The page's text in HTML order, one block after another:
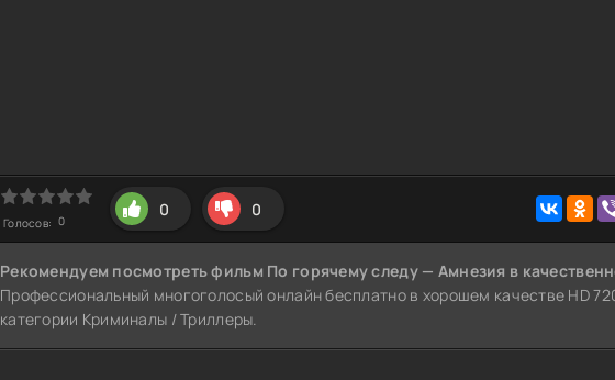
Голосов: 0
0 0
Рекомендуем посмотреть фильм По горячему следу — Амнезия в
Профессиональный многоголосый онлайн бесплатно в хорошем качестве HD
категории Криминалы / Триллеры.